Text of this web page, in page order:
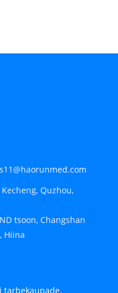
Quzhou,
tsoon, Changshan
Hiina